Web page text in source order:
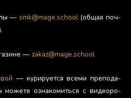
— smk@mage.school(об­щая поч­
— zakaz@mage.school
— ку­риру­ет­ся все­ми пре­пода­
оз­на­комить­ся с ви­де­оро­